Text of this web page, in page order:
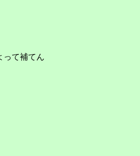
って補てん